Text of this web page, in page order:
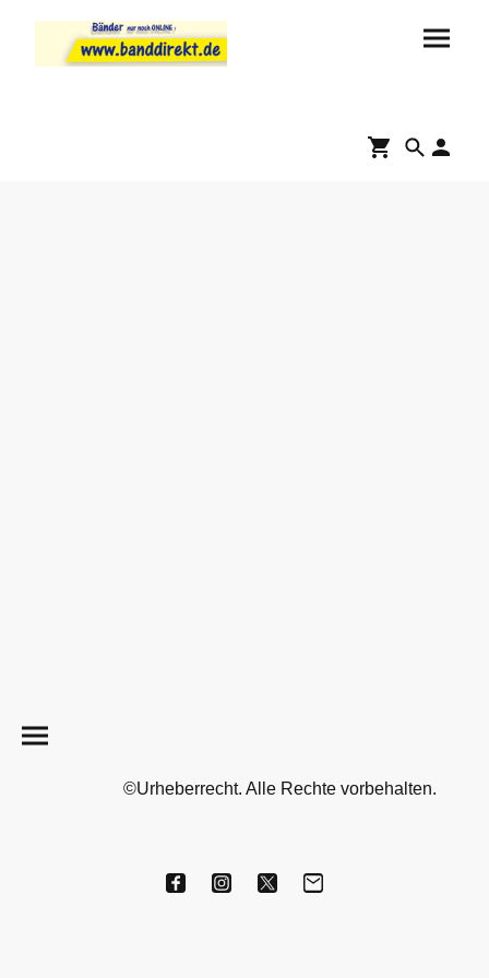
©Urheberrecht. Alle Rechte vorbehalten.